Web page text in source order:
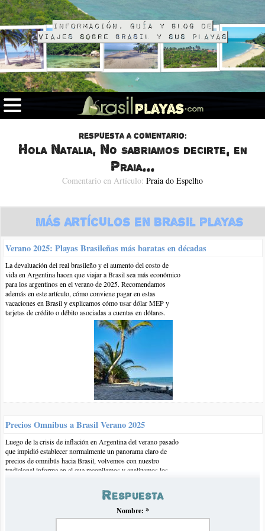
Información, guía y blog de
viajes sobre Brasil y sus playas
Respuesta a comentario:
Hola Natalia, No sabriamos decirte, en
Praia...
Comentario en Artículo: Praia do Espelho
1-mar-2019 | por BrasilPlayas
que conocemos la arena es clara, bien clara incluso.
Saludos
Respuesta
Nombre: *
Más Artículos en Brasil Playas
Verano 2025: Playas Brasileñas más baratas en décadas
La devaluación del real brasileño y el aumento del costo de
vida en Argentina hacen que viajar a Brasil sea más económico
para los argentinos en el verano de 2025. Recomendamos
además en este artículo, cómo conviene pagar en estas
vacaciones en Brasil y explicamos cómo usar dólar MEP y
tarjetas de crédito o débito asociadas a cuentas en dólares.
Precios Omnibus a Brasil Verano 2025
Luego de la crisis de inflación en Argentina del verano pasado
que impidió establecer normalmente un panorama claro de
precios de omnibús hacia Brasil, volvemos con nuestro
tradicional informe en el que recopilamos y analizamos los